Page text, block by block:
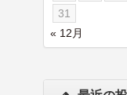
31
« 12月